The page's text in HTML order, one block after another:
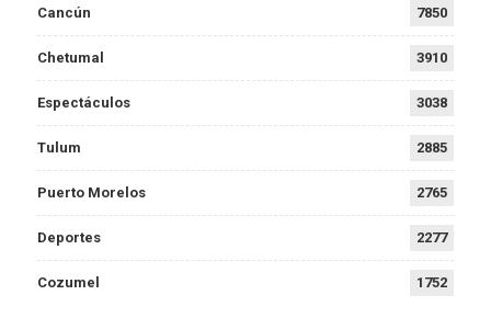
Cancún 7850
Chetumal 3910
Espectáculos 3038
Tulum 2885
Puerto Morelos 2765
Deportes 2277
Cozumel 1752